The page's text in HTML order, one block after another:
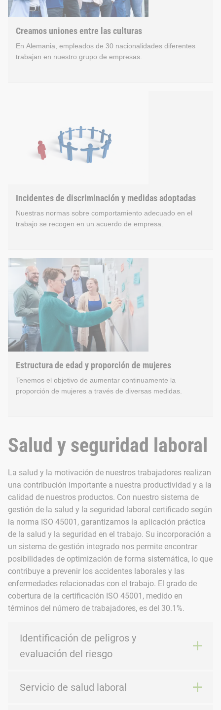
Creamos uniones entre las culturas
En Alemania, empleados de 30 nacionalidades diferentes
trabajan en nuestro grupo de empresas.
En Alemania, empleados de 30 nacionalidades diferentes
Desde 2006, los trabajadores también tienen la
Incidentes de discriminación y medidas adoptadas
Nuestras normas sobre comportamiento adecuado en el
trabajo se recogen en un acuerdo de empresa.
Incidentes de
La colaboración respetuosa y justa es la base de nuestra
que establece la creación de un comité de reclamaciones
Estructura de edad y proporción de mujeres
Tenemos el objetivo de aumentar continuamente la
proporción de mujeres a través de diversas medidas.
Estamos trabajando activamente para conseguir que más
ESRS S1 - 9 Distribución de edad de los trabajadores
<30 años
30-50 años
>50 años
Salud y seguridad laboral
La salud y la motivación de nuestros trabajadores realizan
una contribución importante a nuestra productividad y a la
calidad de nuestros productos. Con nuestro sistema de
gestión de la salud y la seguridad laboral certificado según
la norma ISO 45001, garantizamos la aplicación práctica
de la salud y la seguridad en el trabajo. Su incorporación a
un sistema de gestión integrado nos permite encontrar
posibilidades de optimización de forma sistemática, lo que
contribuye a prevenir los accidentes laborales y las
enfermedades relacionadas con el trabajo. El grado de
cobertura de la certificación ISO 45001, medido en
términos del número de trabajadores, es del 30.1%.
Identificación de peligros y
evaluación del riesgo
Servicio de salud laboral